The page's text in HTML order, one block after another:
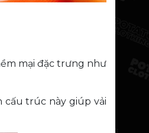
mại đặc trưng như
cấu trúc này giúp vải